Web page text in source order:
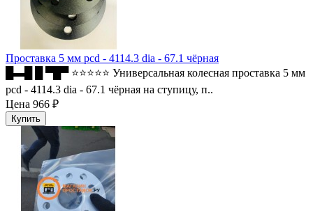
Проставка 5 мм pcd - 4114.3 dia - 67.1 чёрная
█▬█ █ ▀█▀ ⭐⭐⭐⭐⭐ Универсальная колесная проставка 5 мм
pcd - 4114.3 dia - 67.1 чёрная на ступицу, п..
Цена 966 ₽